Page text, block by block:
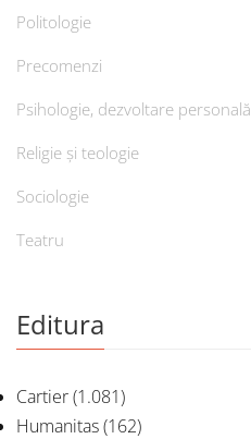
Politologie
Precomenzi
Psihologie, dezvoltare personală
Religie și teologie
Sociologie
Teatru
Editura
Cartier(1.081)
Humanitas(162)